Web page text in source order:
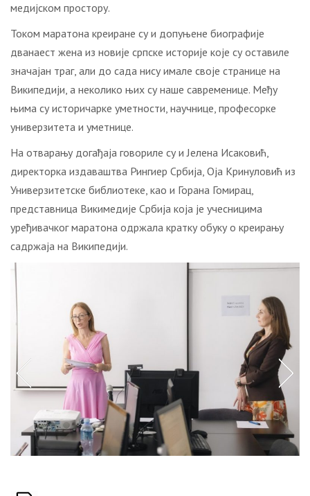
медијском простору.
Током маратона креиране су и допуњене биографије
дванаест жена из новије српске историје које су оставиле
значајан траг, али до сада нису имале своје странице на
Википедији, а неколико њих су наше савременице. Међу
њима су историчарке уметности, научнице, професорке
универзитета и уметнице.
На отварању догађаја говориле су и Јелена Исаковић,
директорка издаваштва Рингиер Србија, Оја Кринуловић из
Универзитетске библиотеке, као и Горана Гомирац,
представница Викимедије Србија која је учесницима
уређивачког маратона одржала кратку обуку о креирању
садржаја на Википедији.